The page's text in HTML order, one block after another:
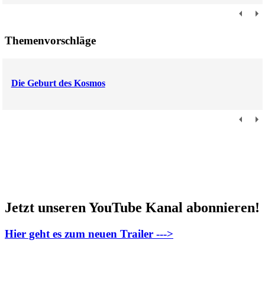
Themenvorschläge
Die Geburt des Kosmos
Jetzt unseren YouTube Kanal abonnieren!
Hier geht es zum neuen Trailer --->